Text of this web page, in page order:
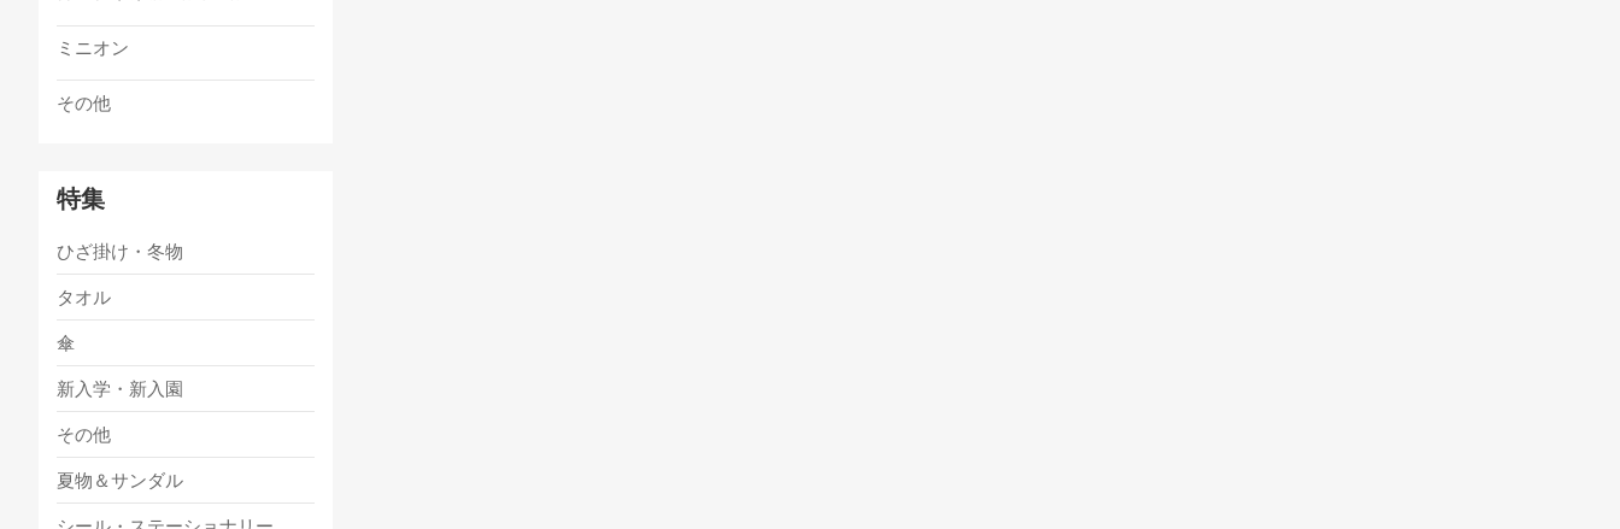
ミニオン
その他
特集
ひざ掛け・冬物
タオル
傘
新入学・新入園
その他
夏物＆サンダル